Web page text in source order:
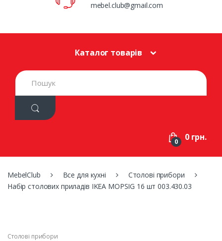
mebel.club@gmail.com
Каталог товарів
S
e
h
:
0 0 грн.
MebelClub Все для кухні
Столові прибори
Набір столових приладів IKEA MOPSIG 16 шт 003.430.03
Столові прибори